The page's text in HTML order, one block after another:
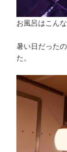
お風呂はこんな
暑い日だった
た。